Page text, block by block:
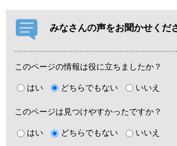
みなさんの声をお聞かせくだ
このページの情報は役に立ちましたか？
はい どちらでもない いいえ
このページは見つけやすかったですか？
はい どちらでもない いいえ